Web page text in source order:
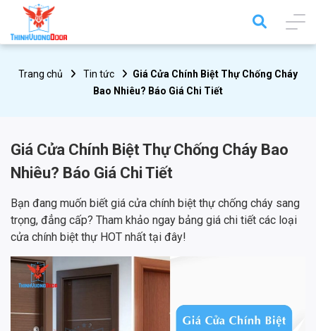
Trang chủ Tin tức
Giá Cửa Chính Biệt Thự Chống Cháy
Bao Nhiêu? Báo Giá Chi Tiết
Giá Cửa Chính Biệt Thự Chống Cháy Bao
Nhiêu? Báo Giá Chi Tiết
Bạn đang muốn biết giá cửa chính biệt thự chống cháy sang
trọng, đẳng cấp? Tham khảo ngay bảng giá chi tiết các loại
cửa chính biệt thự HOT nhất tại đây!